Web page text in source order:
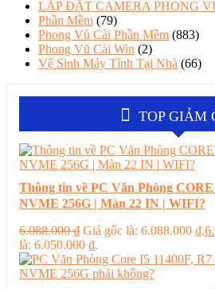
LẮP ĐẶT CAMERA PHONG
Phần Mềm (79)
Phong Vủ Cài Phần Mềm (883)
Phong Vũ Cài Win (2)
Vệ Sinh Máy Tính Tại Nhà (66)
TOP GIẢM
Thông tin về PC Văn Phòng
NVME 256G | Màn 22 IN | WIFI?
6.088.000₫ Giá gốc là: 6.088.000 ₫.
là: 6.050.000 ₫.